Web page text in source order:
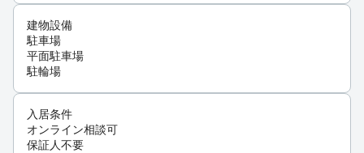
建物設備
駐車場
平面駐車場
駐輪場
入居条件
オンライン相談可
保証人不要